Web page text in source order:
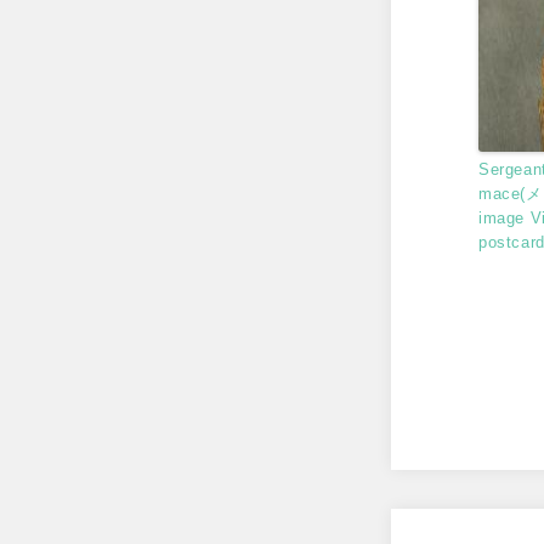
mace(
image
postcard